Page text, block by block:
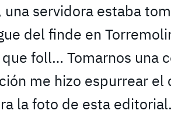
una servidora estaba
del finde en
foll… Tomarnos una
me hizo espurrear el
la foto de esta editorial.